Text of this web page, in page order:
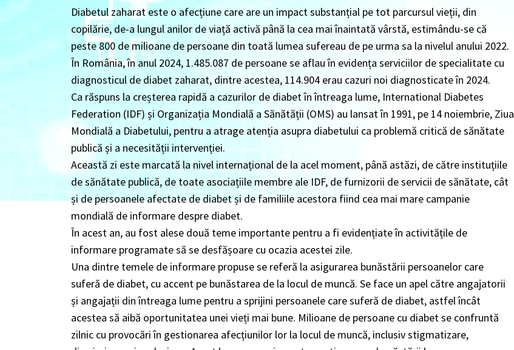
Diabetul zaharat este o afecțiune care are un impact substanțial pe tot parcursul vieții, din
copilărie, de-a lungul anilor de viață activă până la cea mai înaintată vârstă, estimându-se că
peste 800 de milioane de persoane din toată lumea sufereau de pe urma sa la nivelul anului 2022.
În România, în anul 2024, 1.485.087 de persoane se aflau în evidența serviciilor de specialitate cu
diagnosticul de diabet zaharat, dintre acestea, 114.904 erau cazuri noi diagnosticate în 2024.
Ca răspuns la creșterea rapidă a cazurilor de diabet în întreaga lume, International Diabetes
Federation (IDF) și Organizația Mondială a Sănătății (OMS) au lansat în 1991, pe 14 noiembrie, Ziua
Mondială a Diabetului, pentru a atrage atenția asupra diabetului ca problemă critică de sănătate
publică și a necesității intervenției.
Această zi este marcată la nivel internațional de la acel moment, până astăzi, de către instituțiile
de sănătate publică, de toate asociațiile membre ale IDF, de furnizorii de servicii de sănătate, cât
și de persoanele afectate de diabet și de familiile acestora fiind cea mai mare campanie
mondială de informare despre diabet.
În acest an, au fost alese două teme importante pentru a fi evidențiate în activitățile de
informare programate să se desfășoare cu ocazia acestei zile.
Una dintre temele de informare propuse se referă la asigurarea bunăstării persoanelor care
suferă de diabet, cu accent pe bunăstarea de la locul de muncă. Se face un apel către angajatorii
și angajații din întreaga lume pentru a sprijini persoanele care suferă de diabet, astfel încât
acestea să aibă oportunitatea unei vieți mai bune. Milioane de persoane cu diabet se confruntă
zilnic cu provocări în gestionarea afecțiunilor lor la locul de muncă, inclusiv stigmatizare,